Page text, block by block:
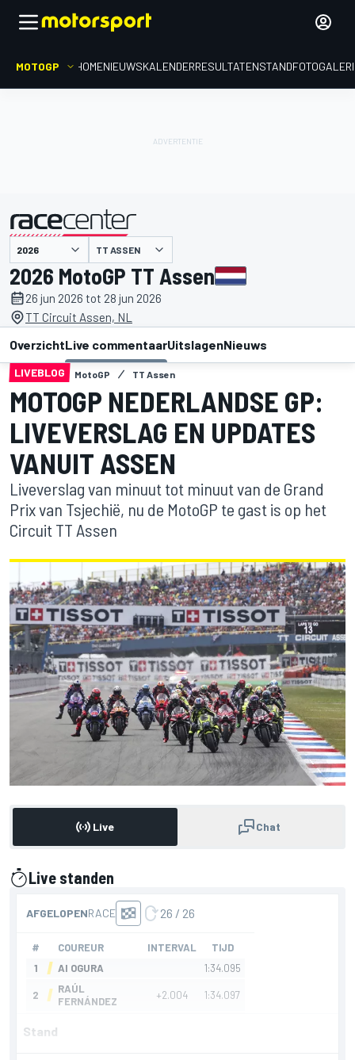
MOTOGP HOMENIEUWSKALENDERRESULTATENSTAND
TT ASSEN
2026 MotoGP TT Assen
26 jun 2026 tot 28 jun 2026
TT Circuit Assen, NL
OverzichtLive commentaarUitslagenNieuws
LIVEBLOG MotoGP TT Assen
MOTOGP NEDERLANDSE GP:
LIVEVERSLAG EN UPDATES
VANUIT ASSEN
Liveverslag van minuut tot minuut van de Grand
Prix van Tsjechië, nu de MotoGP te gast is op het
Circuit TT Assen
Live Chat
Live standen
Stand